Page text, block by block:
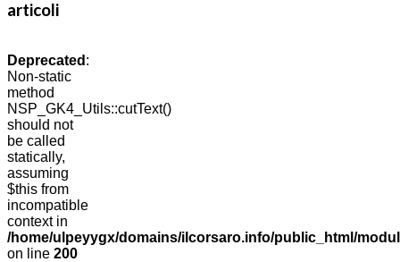
articoli
Deprecated :
Non-static
method
NSP_GK4_Utils::cutText()
should not
be called
statically,
assuming
$this from
incompatible
context in
/home/ulpeyygx/domains/ilcorsaro.info/public_html/
on line 200